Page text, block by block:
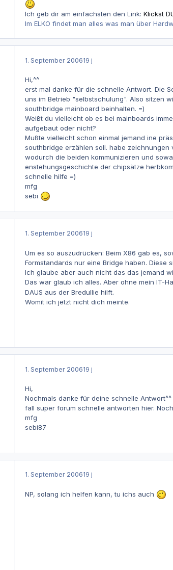
Ich geb dir am einfachsten den Link: Klickst
Im ELKO findet man alles was man über
1. September 200619 j
Hi,^^
erst mal danke für die schnelle Antwort. Die
uns im Betrieb "selbstschulung". Also sitzen
southbridge mainboard beinhalten. =)
Weißt du vielleicht ob es bei mainboards
aufgebaut oder nicht?
Mußte vielleicht schon einmal jemand ine
southbridge erzählen soll. habe
wodurch die beiden kommunizieren und
enstehungsgeschichte der chipsätze
schnelle hilfe =)
mfg
sebi
1. September 200619 j
Um es so auszudrücken: Beim X86 gab es,
Formstandards nur eine Bridge haben.
Ich glaube aber auch nicht das das jemand
Das war glaub ich alles. Aber ohne mein IT-
DAUS aus der Bredullie hilft.
Womit ich jetzt nicht dich meinte.
1. September 200619 j
Hi,
Nochmals danke für deine schnelle
fall super forum schnelle antworten hier.
mfg
sebi87
1. September 200619 j
NP, solang ich helfen kann, tu ichs auch